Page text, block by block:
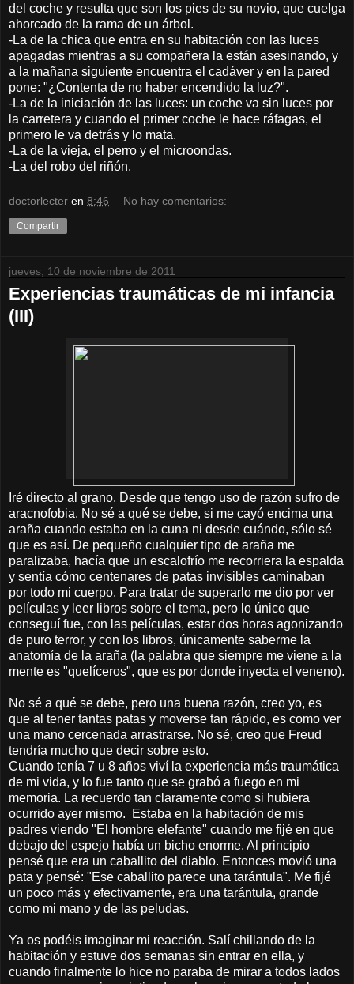
del coche y resulta que son los pies de su novio, que cuelga
ahorcado de la rama de un árbol.
-La de la chica que entra en su habitación con las luces
apagadas mientras a su compañera la están asesinando, y
a la mañana siguiente encuentra el cadáver y en la pared
pone: "¿Contenta de no haber encendido la luz?".
-La de la iniciación de las luces: un coche va sin luces por
la carretera y cuando el primer coche le hace ráfagas, el
primero le va detrás y lo mata.
-La de la vieja, el perro y el microondas.
-La del robo del riñón.
doctorlecter en 8:46 No hay comentarios:
Compartir
jueves, 10 de noviembre de 2011
Experiencias traumáticas de mi infancia
(III)
Iré directo al grano. Desde que tengo uso de razón sufro de
aracnofobia. No sé a qué se debe, si me cayó encima una
araña cuando estaba en la cuna ni desde cuándo, sólo sé
que es así. De pequeño cualquier tipo de araña me
paralizaba, hacía que un escalofrío me recorriera la espalda
y sentía cómo centenares de patas invisibles caminaban
por todo mi cuerpo. Para tratar de superarlo me dio por ver
películas y leer libros sobre el tema, pero lo único que
conseguí fue, con las películas, estar dos horas agonizando
de puro terror, y con los libros, únicamente saberme la
anatomía de la araña (la palabra que siempre me viene a la
mente es "quelíceros", que es por donde inyecta el veneno).
No sé a qué se debe, pero una buena razón, creo yo, es
que al tener tantas patas y moverse tan rápido, es como ver
una mano cercenada arrastrarse. No sé, creo que Freud
tendría mucho que decir sobre esto.
Cuando tenía 7 u 8 años viví la experiencia más traumática
de mi vida, y lo fue tanto que se grabó a fuego en mi
memoria. La recuerdo tan claramente como si hubiera
ocurrido ayer mismo. Estaba en la habitación de mis
padres viendo "El hombre elefante" cuando me fijé en que
debajo del espejo había un bicho enorme. Al principio
pensé que era un caballito del diablo. Entonces movió una
pata y pensé: "Ese caballito parece una tarántula". Me fijé
un poco más y efectivamente, era una tarántula, grande
como mi mano y de las peludas.
Ya os podéis imaginar mi reacción. Salí chillando de la
habitación y estuve dos semanas sin entrar en ella, y
cuando finalmente lo hice no paraba de mirar a todos lados